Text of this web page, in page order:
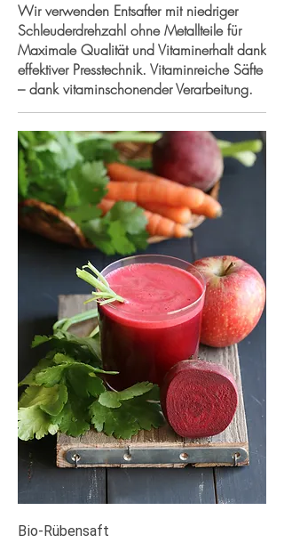
Wir verwenden Entsafter mit niedriger
Schleuderdrehzahl ohne Metallteile für
Maximale Qualität und Vitaminerhalt dank
effektiver Presstechnik. Vitaminreiche Säfte
– dank vitaminschonender Verarbeitung.
Bio-Rübensaft